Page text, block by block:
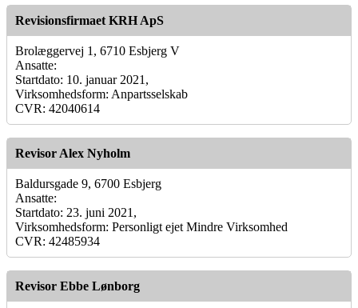
Revisionsfirmaet KRH ApS
Brolæggervej 1, 6710 Esbjerg V
Ansatte:
Startdato: 10. januar 2021,
Virksomhedsform: Anpartsselskab
CVR: 42040614
Revisor Alex Nyholm
Baldursgade 9, 6700 Esbjerg
Ansatte:
Startdato: 23. juni 2021,
Virksomhedsform: Personligt ejet Mindre Virksomhed
CVR: 42485934
Revisor Ebbe Lønborg